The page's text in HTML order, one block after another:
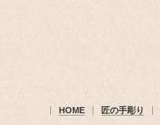
HOME 匠の手彫り